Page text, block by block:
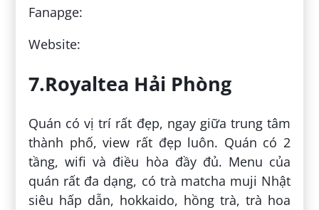
Fanapge:
Website:
7.Royaltea Hải Phòng
Quán có vị trí rất đẹp, ngay giữa trung tâm
thành phố, view rất đẹp luôn. Quán có 2
tầng, wifi và điều hòa đầy đủ. Menu của
quán rất đa dạng, có trà matcha muji Nhật
siêu hấp dẫn, hokkaido, hồng trà, trà hoa